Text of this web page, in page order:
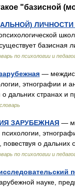
"базисной
ЛИЧНОСТИ
по психологии и
—
этнографии и
о дальних странах
ЗАРУБЕЖНАЯ —
психологии,
повествуя о
по психологии и
науке,